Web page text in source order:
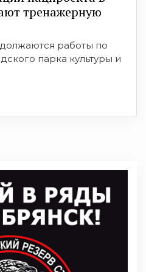
тренажерную
работы по
парка культуры и